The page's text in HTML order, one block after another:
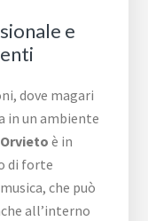
e
dove magari
in un ambiente
è in
di forte
che può
all’interno